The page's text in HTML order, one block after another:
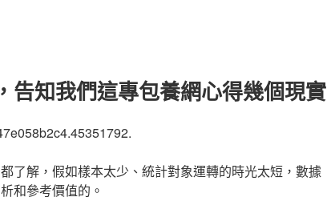
告知我們這專包養網心得幾個現實
了解，假如樣本太少、統計對象運轉的時光太短，數據
和參考價值的。